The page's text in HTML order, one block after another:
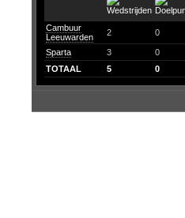
Cambuur
Leeuwarden
2 0
Sparta 3 0
TOTAAL
5 0